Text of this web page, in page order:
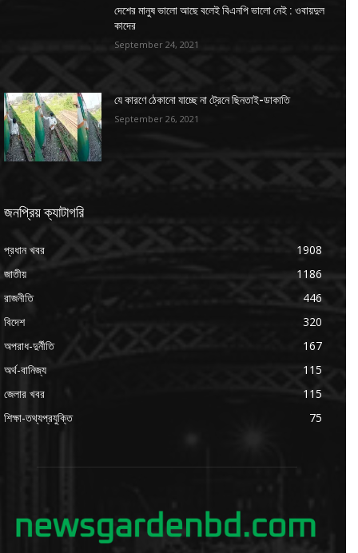
দেশের মানুষ ভালো আছে বলেই বিএনপি ভালো নেই : ওবায়দুল
কাদের
September 24, 2021
যে কারণে ঠেকানো যাচ্ছে না ট্রেনে ছিনতাই-ডাকাতি
September 26, 2021
জনপ্রিয় ক্যাটাগরি
প্রধান খবর
1908
জাতীয়
1186
রাজনীতি
446
বিদেশ
320
অপরাধ-দুর্নীতি
167
অর্থ-বানিজ্য
115
জেলার খবর
115
শিক্ষা-তথ্যপ্রযুক্তি
75